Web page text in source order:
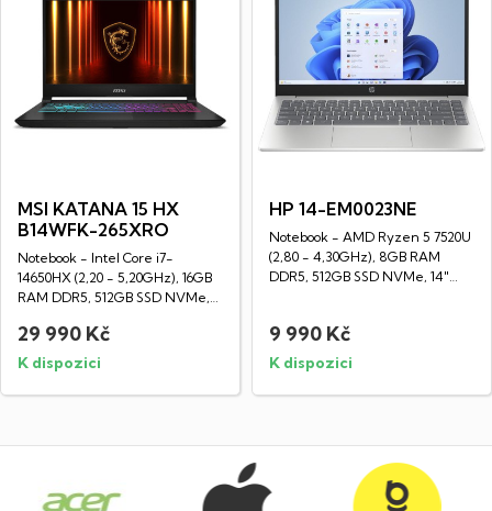
MSI KATANA 15 HX
B14WFK-265XRO
Notebook - Intel Core i7-
14650HX (2,20 - 5,20GHz), 16GB
RAM DDR5, 512GB SSD NVMe,
29 990 Kč
K dispozici
HP 14-EM0023NE
Notebook - AMD Ryzen 5 7520U
(2,80 - 4,30GHz), 8GB RAM
DDR5, 512GB SSD NVMe, 14"
9 990 Kč
K dispozici